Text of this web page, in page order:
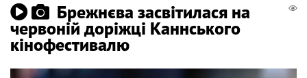
Брежнєва засвітилася на
червоній доріжці Каннського
кінофестивалю